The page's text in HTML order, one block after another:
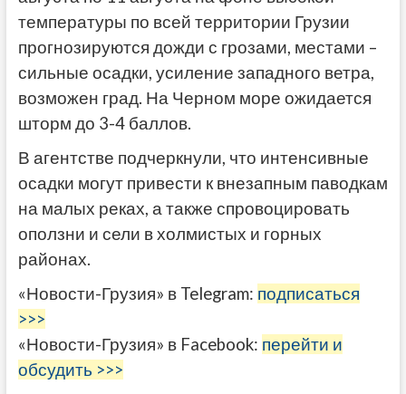
температуры по всей территории Грузии
прогнозируются дожди с грозами, местами –
сильные осадки, усиление западного ветра,
возможен град. На Черном море ожидается
шторм до 3-4 баллов.
В агентстве подчеркнули, что интенсивные
осадки могут привести к внезапным паводкам
на малых реках, а также спровоцировать
оползни и сели в холмистых и горных
районах.
«Новости-Грузия» в Telegram: подписаться
>>>
«Новости-Грузия» в Facebook: перейти и
обсудить >>>